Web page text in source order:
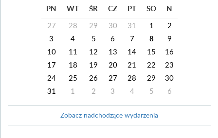
PN WT ŚR CZ PT SO N
27 28 29 30 31 1
2
3
4 5 6 7 8
9
10
11 12 13 14 15
16
17
18 19 20 21 22
23
24
25 26 27 28 29
30
31
1 2 3 4 5 6
Zobacz nadchodzące wydarzenia